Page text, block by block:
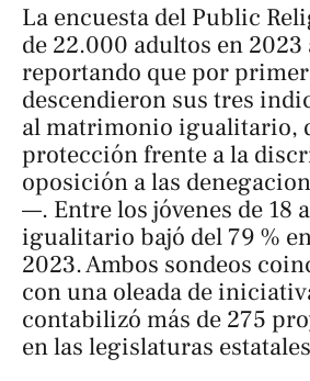
La encuesta del Public
de 22.000 adultos en
reportando que por
descendieron sus tres
al matrimonio igualitario,
protección frente a la
oposición a las
—. Entre los jóvenes de 18
igualitario bajó del 79 %
2023. Ambos sondeos
con una oleada de
contabilizó más de 275
en las legislaturas